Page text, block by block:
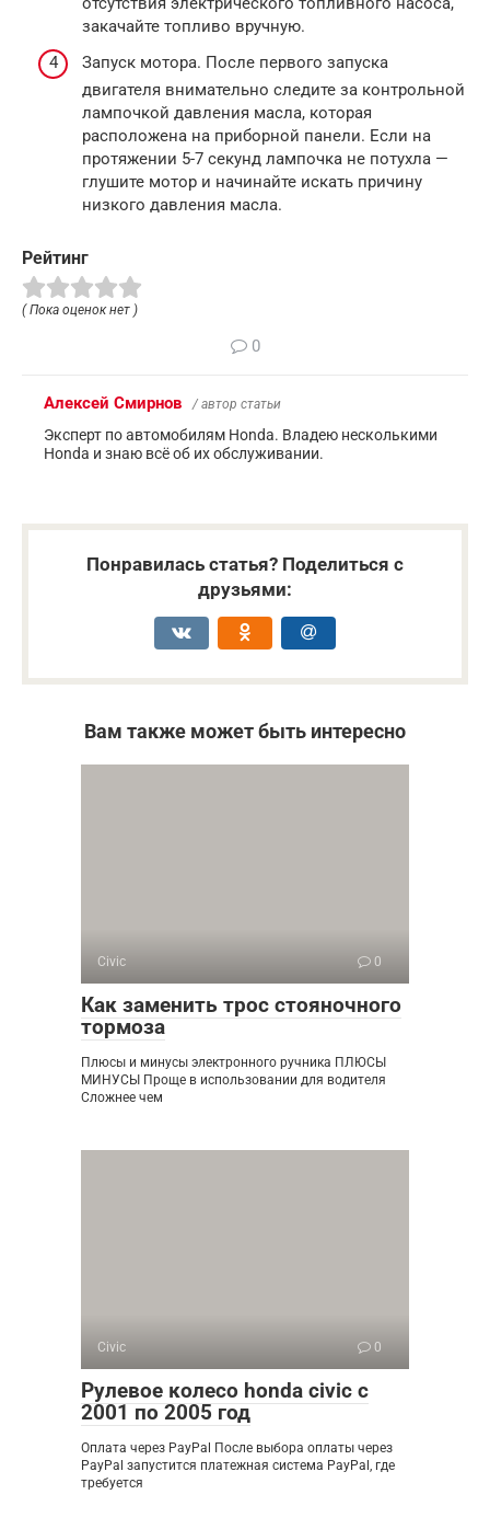
закачайте топливо вручную.
Запуск мотора. После первого запуска
двигателя внимательно следите за контрольной
лампочкой давления масла, которая
расположена на приборной панели. Если на
протяжении 5-7 секунд лампочка не потухла —
глушите мотор и начинайте искать причину
низкого давления масла.
Рейтинг
( Пока оценок нет )
0
Алексей Смирнов / автор статьи
Эксперт по автомобилям Honda. Владею несколькими
Honda и знаю всё об их обслуживании.
Понравилась статья? Поделиться с
друзьями:
Вам также может быть интересно
Civic 0
Как заменить трос стояночного
тормоза
Плюсы и минусы электронного ручника ПЛЮСЫ
МИНУСЫ Проще в использовании для водителя
Сложнее чем
Civic 0
Рулевое колесо honda civic с
2001 по 2005 год
Оплата через PayPal После выбора оплаты через
PayPal запустится платежная система PayPal, где
требуется